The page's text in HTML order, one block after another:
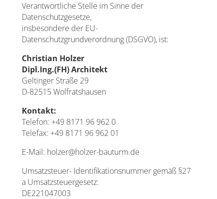
Verantwortliche Stelle im Sinne der
Datenschutzgesetze,
insbesondere der EU-
Datenschutzgrundverordnung (DSGVO), ist:
Christian Holzer
Dipl.Ing.(FH) Architekt
Geltinger Straße 29
D-82515 Wolfratshausen
Kontakt:
Telefon: +49 8171 96 962 0
Telefax: +49 8171 96 962 01
E-Mail: holzer@holzer-bauturm.de
Umsatzsteuer- Identifikationsnummer gemäß §27
a Umsatzsteuergesetz:
DE221047003